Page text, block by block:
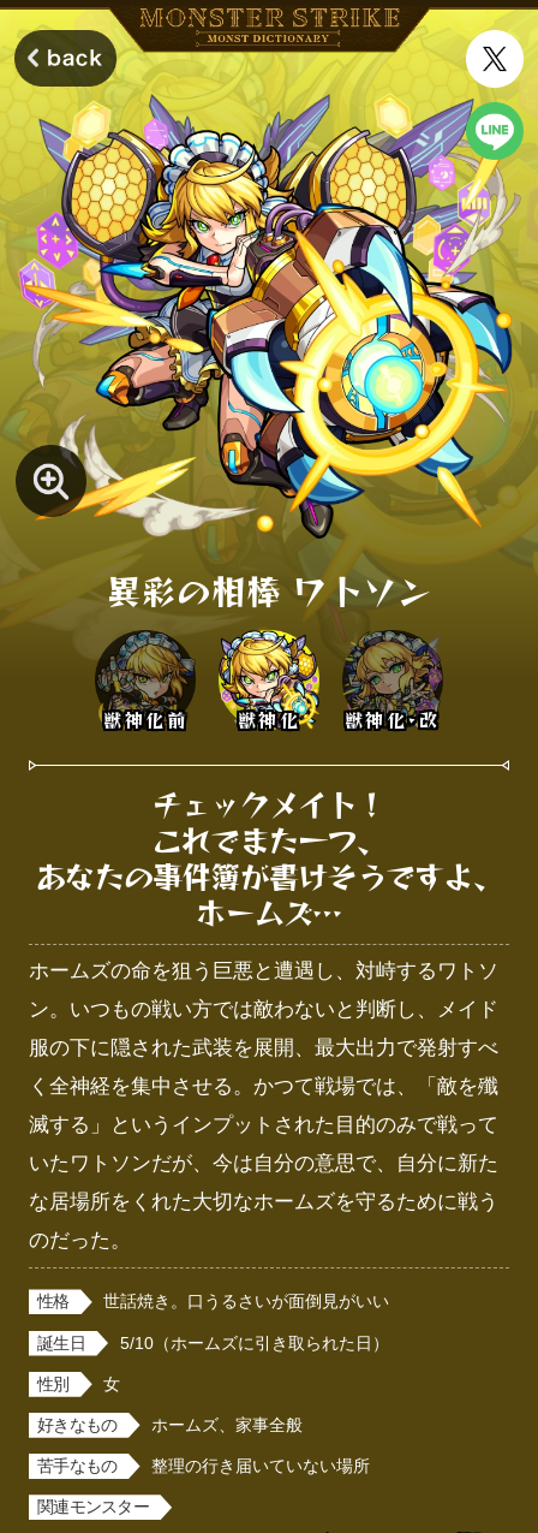
異彩の相棒 ワトソン
獣神化前 獣神化 獣神化･改
チェックメイト！
これでまた一つ、
あなたの事件簿が書けそうですよ、
ホームズ…
ホームズの命を狙う巨悪と遭遇し、対峙するワトソ
ン。いつもの戦い方では敵わないと判断し、メイド
服の下に隠された武装を展開、最大出力で発射すべ
く全神経を集中させる。かつて戦場では、「敵を殲
滅する」というインプットされた目的のみで戦って
いたワトソンだが、今は自分の意思で、自分に新た
な居場所をくれた大切なホームズを守るために戦う
のだった。
性格 世話焼き。口うるさいが面倒見がいい
誕生日 5/10（ホームズに引き取られた日）
性別 女
好きなもの ホームズ、家事全般
苦手なもの 整理の行き届いていない場所
関連モンスター